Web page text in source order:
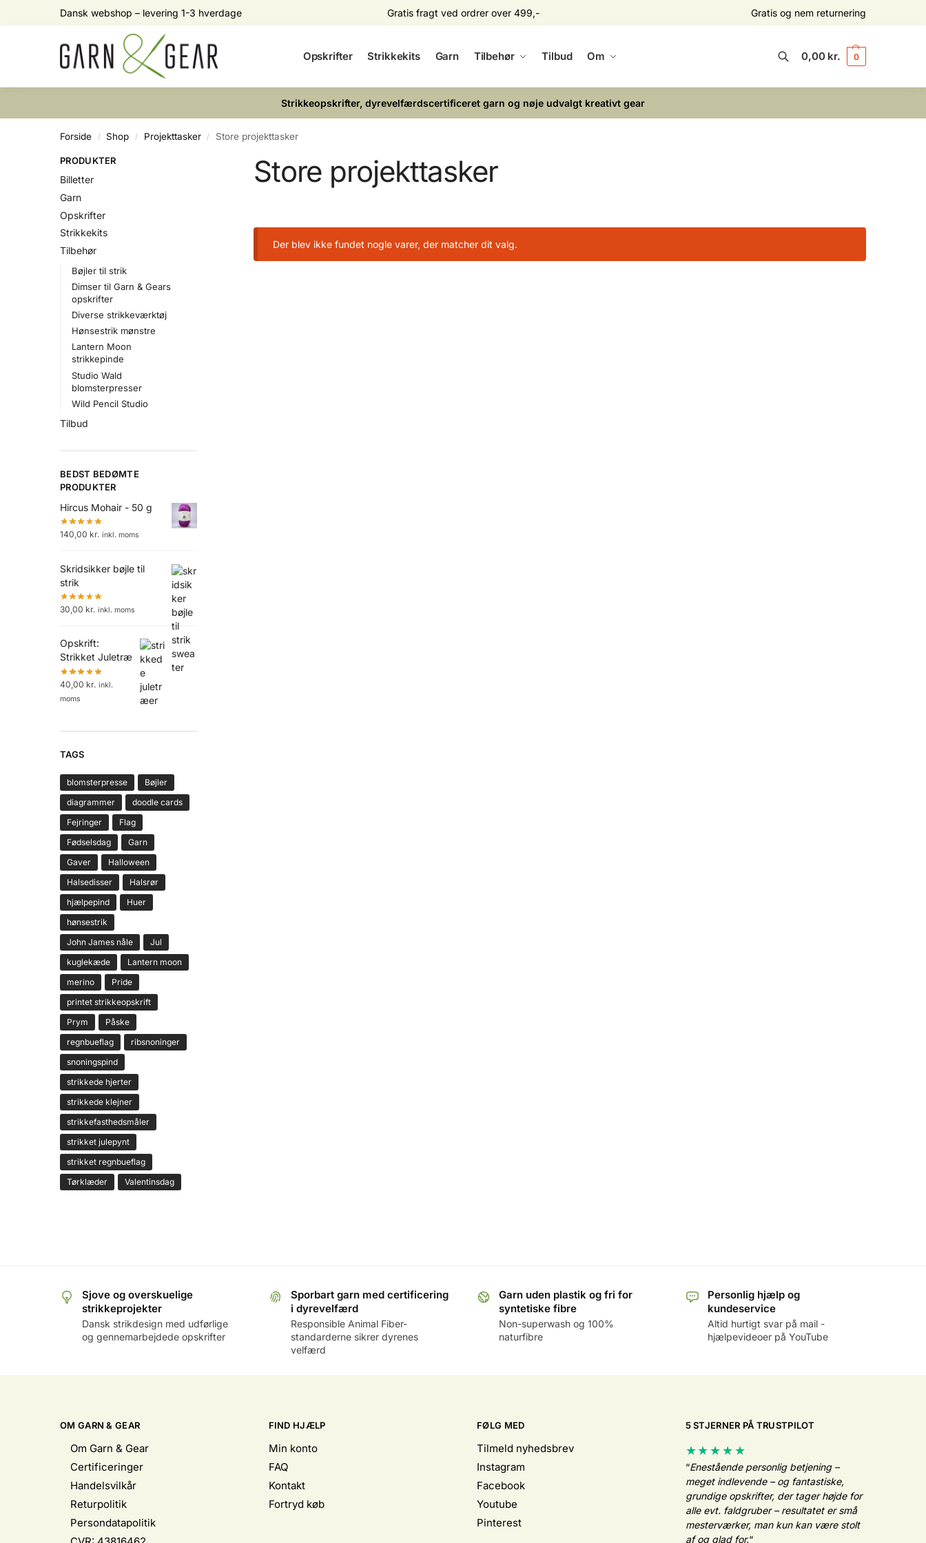
Dansk webshop – levering 1-3 hverdage Gratis fragt ved ordrer over 499,- Gratis og nem returnering
Opskrifter Strikkekits Garn Tilbehør Tilbud Om
Search
0,00 kr. 0
Strikkeopskrifter, dyrevelfærdscertificeret garn og nøje udvalgt kreativt gear
Forside / Shop / Projekttasker / Store projekttasker
Store projekttasker
Der blev ikke fundet nogle varer, der matcher dit valg.
PRODUKTER
Billetter
Garn
Opskrifter
Strikkekits
Tilbehør
Bøjler til strik
Dimser til Garn & Gears
opskrifter
Diverse strikkeværktøj
Hønsestrik mønstre
Lantern Moon
strikkepinde
Studio Wald
blomsterpresser
Wild Pencil Studio
Tilbud
BEDST BEDØMTE
PRODUKTER
Hircus Mohair - 50 g
140,00 kr. inkl. moms
Skridsikker bøjle til
strik
30,00 kr. inkl. moms
Opskrift:
Strikket Juletræ
40,00 kr. inkl.
moms
TAGS
blomsterpresse
Bøjler
diagrammer
doodle cards
Fejringer
Flag
Fødselsdag
Garn
Gaver
Halloween
Halsedisser
Halsrør
hjælpepind
Huer
hønsestrik
John James nåle
Jul
kuglekæde
Lantern moon
merino
Pride
printet strikkeopskrift
Prym
Påske
regnbueflag
ribsnoninger
snoningspind
strikkede hjerter
strikkede klejner
strikkefasthedsmåler
strikket julepynt
strikket regnbueflag
Tørklæder
Valentinsdag
Sjove og overskuelige
strikkeprojekter
Dansk strikdesign med udførlige
og gennemarbejdede opskrifter
Sporbart garn med certificering
i dyrevelfærd
Responsible Animal Fiber-
standarderne sikrer dyrenes
velfærd
Garn uden plastik og fri for
syntetiske fibre
Non-superwash og 100%
naturfibre
Personlig hjælp og
kundeservice
Altid hurtigt svar på mail -
hjælpevideoer på YouTube
OM GARN & GEAR
Om Garn & Gear
Certificeringer
Handelsvilkår
Returpolitik
Persondatapolitik
FIND HJÆLP
Min konto
FAQ
Kontakt
Fortryd køb
FØLG MED
Tilmeld nyhedsbrev
Instagram
Facebook
Youtube
Pinterest
5 STJERNER PÅ TRUSTPILOT
★★★★★
“Enestående personlig betjening –
meget indlevende – og fantastiske,
grundige opskrifter, der tager højde for
alle evt. faldgruber – resultatet er små
mesterværker, man kun kan være stolt
af og glad for.“